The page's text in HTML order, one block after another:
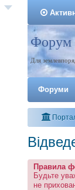
Реєстрація
Форум
Для
Форуми
Правила
Будьте
не